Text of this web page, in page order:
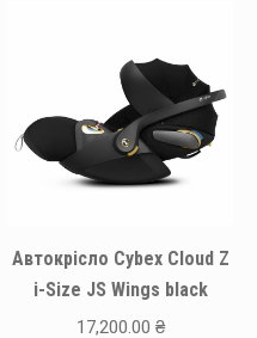
варіантів.
можна
товару
Автокрісло Cybex Cloud Z
i-Size JS Wings black
17,200.00 ₴